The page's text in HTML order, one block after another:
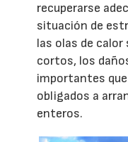
recuperarse
situación de
las olas de calor
cortos, los
importantes
obligados a
enteros.